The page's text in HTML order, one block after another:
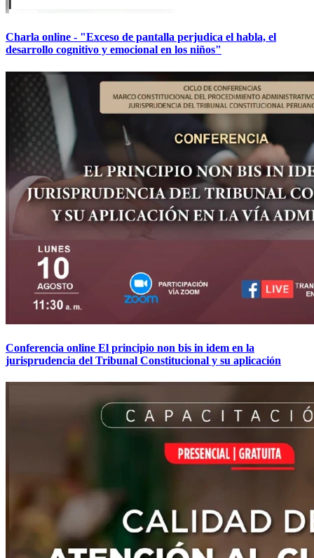
Charla online - "Exceso de pantalla perjudica el habla, el
desarrollo cognitivo y emocional en los niños"
Conferencia online El principio non bis in idem en la
jurisprudencia del Tribunal Constitucional y su aplicación